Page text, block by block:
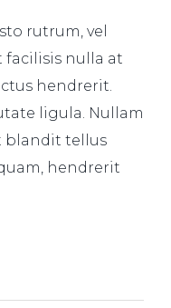
rutrum, vel
facilisis nulla at
hendrerit.
ligula. Nullam
blandit tellus
hendrerit